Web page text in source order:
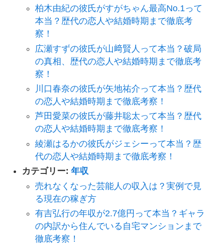
柏木由紀の彼氏がすがちゃん最高No.1って
本当？歴代の恋人や結婚時期まで徹底考
察！
広瀬すずの彼氏が山﨑賢人って本当？破局
の真相、歴代の恋人や結婚時期まで徹底考
察！
川口春奈の彼氏が矢地祐介って本当？歴代
の恋人や結婚時期まで徹底考察！
芦田愛菜の彼氏が藤井聡太って本当？歴代
の恋人や結婚時期まで徹底考察！
綾瀬はるかの彼氏がジェシーって本当？歴
代の恋人や結婚時期まで徹底考察！
カテゴリー: 年収
売れなくなった芸能人の収入は？実例で見
る現在の稼ぎ方
有吉弘行の年収が2.7億円って本当？ギャラ
の内訳から住んでいる自宅マンションまで
徹底考察！